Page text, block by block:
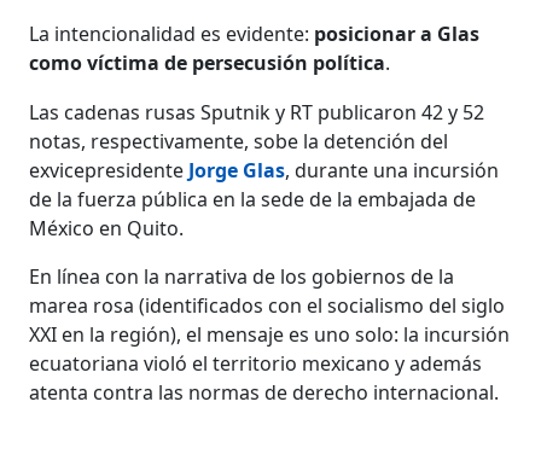
La intencionalidad es evidente: posicionar a Glas
como víctima de persecusión política.
Las cadenas rusas Sputnik y RT publicaron 42 y 52
notas, respectivamente, sobe la detención del
exvicepresidente Jorge Glas, durante una incursión
de la fuerza pública en la sede de la embajada de
México en Quito.
En línea con la narrativa de los gobiernos de la
marea rosa (identificados con el socialismo del siglo
XXI en la región), el mensaje es uno solo: la incursión
ecuatoriana violó el territorio mexicano y además
atenta contra las normas de derecho internacional.